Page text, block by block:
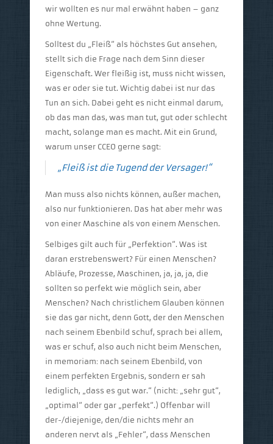
wir wollten es nur mal erwähnt haben – ganz
ohne Wertung.
Solltest du „Fleiß“ als höchstes Gut ansehen,
stellt sich die Frage nach dem Sinn dieser
Eigenschaft. Wer fleißig ist, muss nicht wissen,
was er oder sie tut. Wichtig dabei ist nur das
Tun an sich. Dabei geht es nicht einmal darum,
ob das man das, was man tut, gut oder schlecht
macht, solange man es macht. Mit ein Grund,
warum unser CCEO gerne sagt:
„Fleiß ist die Tugend der Versager!“
Man muss also nichts können, außer machen,
also nur funktionieren. Das hat aber mehr was
von einer Maschine als von einem Menschen.
Selbiges gilt auch für „Perfektion“. Was ist
daran erstrebenswert? Für einen Menschen?
Abläufe, Prozesse, Maschinen, ja, ja, ja, die
sollten so perfekt wie möglich sein, aber
Menschen? Nach christlichem Glauben können
sie das gar nicht, denn Gott, der den Menschen
nach seinem Ebenbild schuf, sprach bei allem,
was er schuf, also auch nicht beim Menschen,
in memoriam: nach seinem Ebenbild, von
einem perfekten Ergebnis, sondern er sah
lediglich, „dass es gut war.“ (nicht: „sehr gut“,
„optimal“ oder gar „perfekt“.) Offenbar will
der-/diejenige, den/die nichts mehr an
anderen nervt als „Fehler“, dass Menschen